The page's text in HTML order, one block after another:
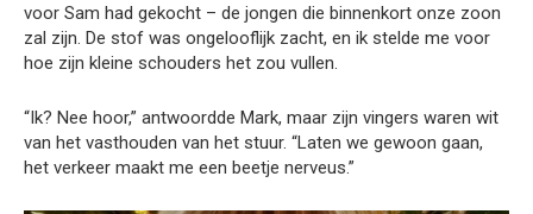
voor Sam had gekocht – de jongen die binnenkort onze zoon
zal zijn. De stof was ongelooflijk zacht, en ik stelde me voor
hoe zijn kleine schouders het zou vullen.
“Ik? Nee hoor,” antwoordde Mark, maar zijn vingers waren wit
van het vasthouden van het stuur. “Laten we gewoon gaan,
het verkeer maakt me een beetje nerveus.”